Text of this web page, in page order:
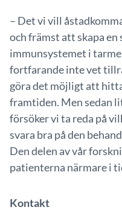
– Det vi vill
och främst att skapa
immunsystemet i
fortfarande inte vet
göra det möjligt att
framtiden. Men sedan
försöker vi ta reda på
svara bra på den
Den delen av vår
patienterna närmare i
Kontakt